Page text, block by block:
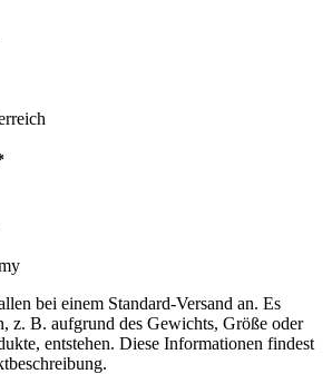
bei einem Standard-Versand an. Es
z. B. aufgrund des Gewichts, Größe oder
entstehen. Diese Informationen findest